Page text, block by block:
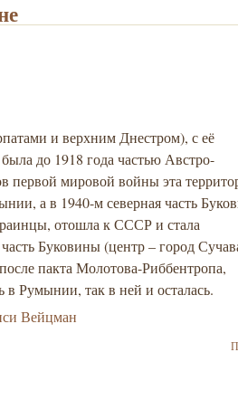
и верхним Днестром), с её
до 1918 года частью Австро-
первой мировой войны эта
а в 1940-м северная часть
отошла к СССР и стала
Буковины (центр – город
пакта Молотова-Риббентропа,
в Румынии, так в ней и осталась.
Вейцман